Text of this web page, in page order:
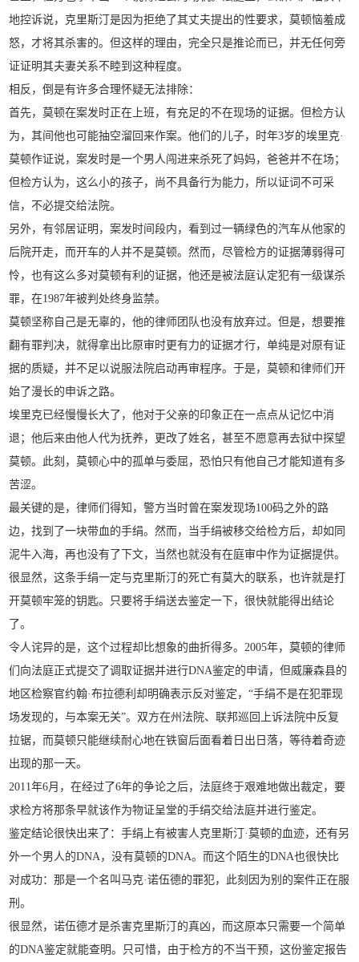
地控诉说，克里斯汀是因为拒绝了其丈夫提出的性要求，莫顿恼羞成
怒，才将其杀害的。但这样的理由，完全只是推论而已，并无任何旁
证证明其夫妻关系不睦到这种程度。
相反，倒是有许多合理怀疑无法排除：
首先，莫顿在案发时正在上班，有充足的不在现场的证据。但检方认
为，其间他也可能抽空溜回来作案。他们的儿子，时年3岁的埃里克·
莫顿作证说，案发时是一个男人闯进来杀死了妈妈，爸爸并不在场；
但检方认为，这么小的孩子，尚不具备行为能力，所以证词不可采
信，不必提交给法院。
另外，有邻居证明，案发时间段内，看到过一辆绿色的汽车从他家的
后院开走，而开车的人并不是莫顿。然而，尽管检方的证据薄弱得可
怜，也有这么多对莫顿有利的证据，他还是被法庭认定犯有一级谋杀
罪，在1987年被判处终身监禁。
莫顿坚称自己是无辜的，他的律师团队也没有放弃过。但是，想要推
翻有罪判决，就得拿出比原审时更有力的证据才行，单纯是对原有证
据的质疑，并不足以说服法院启动再审程序。于是，莫顿和律师们开
始了漫长的申诉之路。
埃里克已经慢慢长大了，他对于父亲的印象正在一点点从记忆中消
退；他后来由他人代为抚养，更改了姓名，甚至不愿意再去狱中探望
莫顿。此刻，莫顿心中的孤单与委屈，恐怕只有他自己才能知道有多
苦涩。
最关键的是，律师们得知，警方当时曾在案发现场100码之外的路
边，找到了一块带血的手绢。然而，当手绢被移交给检方后，却如同
泥牛入海，再也没有了下文，当然也就没有在庭审中作为证据提供。
很显然，这条手绢一定与克里斯汀的死亡有莫大的联系，也许就是打
开莫顿牢笼的钥匙。只要将手绢送去鉴定一下，很快就能得出结论
了。
令人诧异的是，这个过程却比想象的曲折得多。2005年，莫顿的律师
们向法庭正式提交了调取证据并进行DNA鉴定的申请，但威廉森县的
地区检察官约翰·布拉德利却明确表示反对鉴定，“手绢不是在犯罪现
场发现的，与本案无关”。双方在州法院、联邦巡回上诉法院中反复
拉锯，而莫顿只能继续耐心地在铁窗后面看着日出日落，等待着奇迹
出现的那一天。
2011年6月，在经过了6年的争论之后，法庭终于艰难地做出裁定，要
求检方将那条早就该作为物证呈堂的手绢交给法庭并进行鉴定。
鉴定结论很快出来了：手绢上有被害人克里斯汀·莫顿的血迹，还有另
外一个男人的DNA，没有莫顿的DNA。而这个陌生的DNA也很快比
对成功：那是一个名叫马克·诺伍德的罪犯，此刻因为别的案件正在服
刑。
很显然，诺伍德才是杀害克里斯汀的真凶，而这原本只需要一个简单
的DNA鉴定就能查明。只可惜，由于检方的不当干预，这份鉴定报告